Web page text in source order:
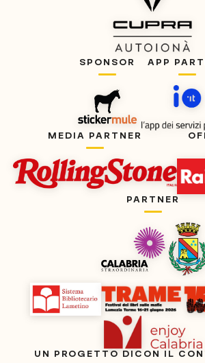
SPONSOR APP
MEDIA PARTNER
PARTNER
UN PROGETTO DI CON IL